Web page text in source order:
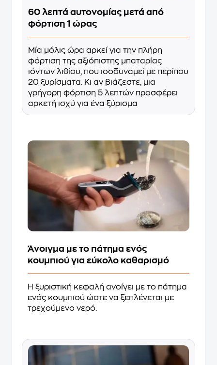
60 λεπτά αυτονομίας μετά από
φόρτιση 1 ώρας
Μία μόλις ώρα αρκεί για την πλήρη
φόρτιση της αξιόπιστης μπαταρίας
ιόντων λιθίου, που ισοδυναμεί με περίπου
20 ξυρίσματα. Κι αν βιάζεστε, μια
γρήγορη φόρτιση 5 λεπτών προσφέρει
αρκετή ισχύ για ένα ξύρισμα
Άνοιγμα με το πάτημα ενός
κουμπιού για εύκολο καθαρισμό
Η ξυριστική κεφαλή ανοίγει με το πάτημα
ενός κουμπιού ώστε να ξεπλένεται με
τρεχούμενο νερό.